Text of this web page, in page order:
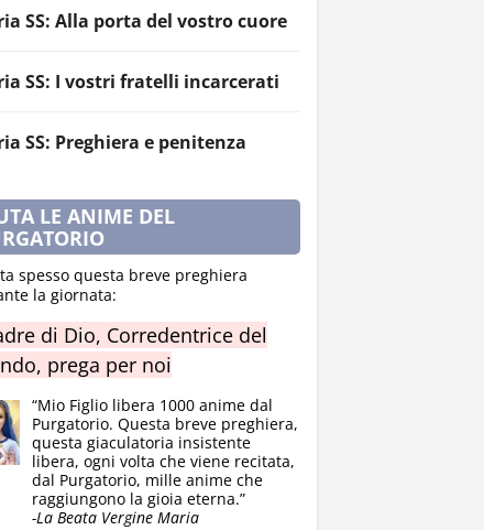
SS: Alla porta del vostro cuore
SS: I vostri fratelli incarcerati
SS: Preghiera e penitenza
LE ANIME DEL
spesso questa breve preghiera
la giornata:
di Dio, Corredentrice del
prega per noi
“Mio Figlio libera 1000 anime dal
Purgatorio. Questa breve preghiera,
questa giaculatoria insistente
libera, ogni volta che viene recitata,
dal Purgatorio, mille anime che
raggiungono la gioia eterna.”
-La Beata Vergine Maria